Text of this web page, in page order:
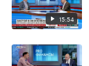
15:54